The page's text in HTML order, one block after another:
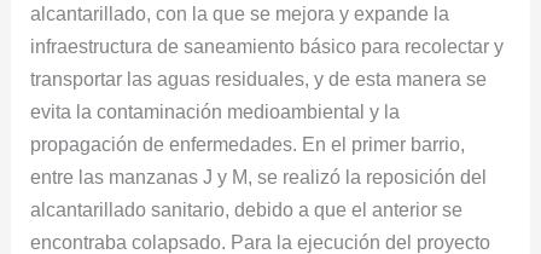
alcantarillado, con la que se mejora y expande la
infraestructura de saneamiento básico para recolectar y
transportar las aguas residuales, y de esta manera se
evita la contaminación medioambiental y la
propagación de enfermedades. En el primer barrio,
entre las manzanas J y M, se realizó la reposición del
alcantarillado sanitario, debido a que el anterior se
encontraba colapsado. Para la ejecución del proyecto